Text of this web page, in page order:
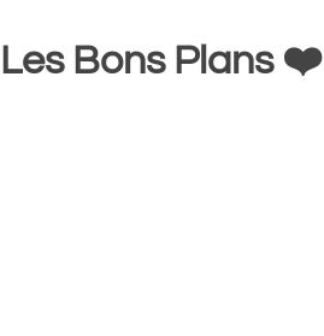
Les Bons Plans ❤️